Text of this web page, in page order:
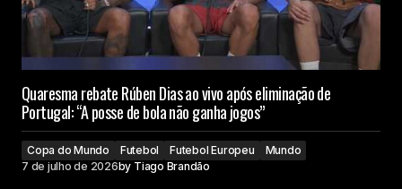
Quaresma rebate Rúben Dias ao vivo após eliminação de
Portugal: “A posse de bola não ganha jogos”
Copa do Mundo Futebol Futebol Europeu
Mundo
7 de julho de 2026by Tiago Brandão